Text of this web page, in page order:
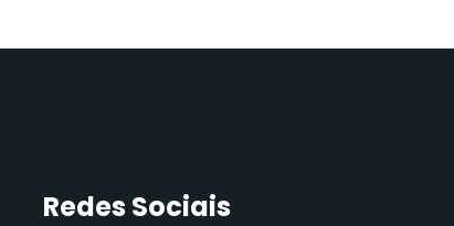
Redes Sociais